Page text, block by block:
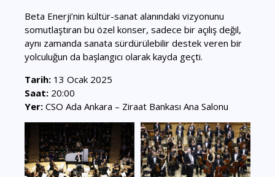
Beta Enerji’nin kültür-sanat alanındaki vizyonunu
somutlaştıran bu özel konser, sadece bir açılış değil,
aynı zamanda sanata sürdürülebilir destek veren bir
yolculuğun da başlangıcı olarak kayda geçti.
Tarih: 13 Ocak 2025
Saat: 20:00
Yer: CSO Ada Ankara – Ziraat Bankası Ana Salonu